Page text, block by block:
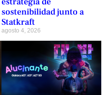
sostenibilidad junto a
Statkraft
agosto 4, 2026